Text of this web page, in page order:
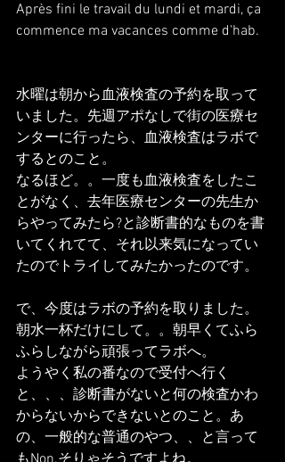
Après fini le travail du lundi et mardi, ça
commence ma vacances comme d'hab.
水曜は朝から血液検査の予約を取って
いました。先週アポなしで街の医療セ
ンターに行ったら、血液検査はラボで
するとのこと。
なるほど。。一度も血液検査をしたこ
とがなく、去年医療センターの先生か
らやってみたら?と診断書的なものを書
いてくれてて、それ以来気になってい
たのでトライしてみたかったのです。
で、今度はラボの予約を取りました。
朝水一杯だけにして。。朝早くてふら
ふらしながら頑張ってラボへ。
ようやく私の番なので受付へ行く
と、、、診断書がないと何の検査かわ
からないからできないとのこと。あ
の、一般的な普通のやつ、、と言って